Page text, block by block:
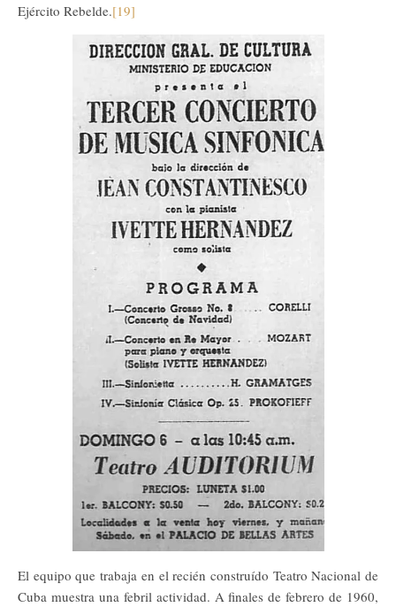
Ejército Rebelde.[19]
El equipo que trabaja en el recién construído Teatro Nacional de
Cuba muestra una febril actividad. A finales de febrero de 1960,